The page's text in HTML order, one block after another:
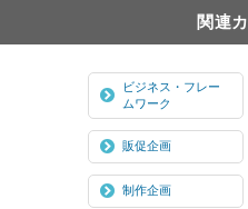
関連
ビジネス・フレー
ムワーク
販促企画
制作企画